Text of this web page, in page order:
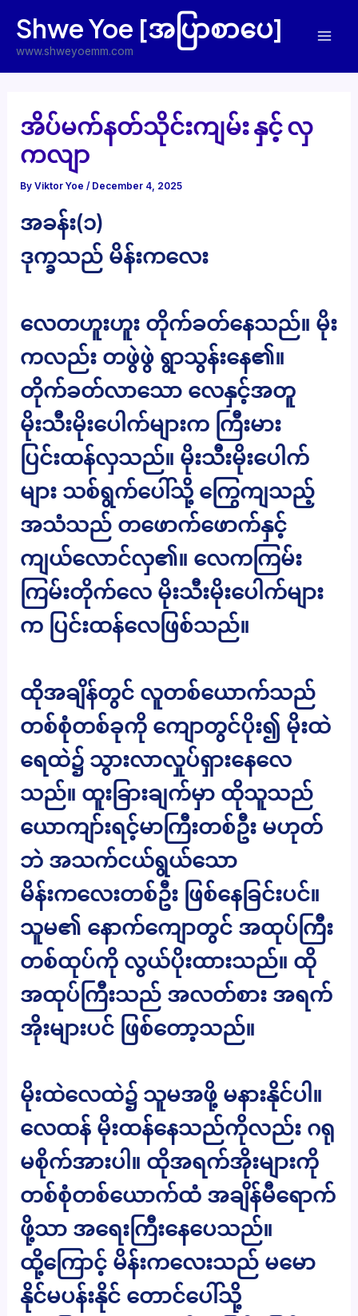
content
Shwe Yoe [အပြာစာပေ]
www.shweyoemm.com
အိပ်မက်နတ်သိုင်းကျမ်း နှင့် လှ
ကလျာ
ByViktor Yoe/ December 4, 2025
အခန်း(၁)
ဒုက္ခသည် မိန်းကလေး
လေတဟူးဟူး တိုက်ခတ်နေသည်။ မိုး
ကလည်း တဖွဲဖွဲ ရွာသွန်းနေ၏။
တိုက်ခတ်လာသော လေနှင့်အတူ
မိုးသီးမိုးပေါက်များက ကြီးမား
ပြင်းထန်လှသည်။ မိုးသီးမိုးပေါက်
များ သစ်ရွက်ပေါ်သို့ ကြွေကျသည့်
အသံသည် တဖောက်ဖောက်နှင့်
ကျယ်လောင်လှ၏။ လေကကြမ်း
ကြမ်းတိုက်လေ မိုးသီးမိုးပေါက်များ
က ပြင်းထန်လေဖြစ်သည်။
ထိုအချိန်တွင် လူတစ်ယောက်သည်
တစ်စုံတစ်ခုကို ကျောတွင်ပိုး၍ မိုးထဲ
ရေထဲ၌ သွားလာလှုပ်ရှားနေလေ
သည်။ ထူးခြားချက်မှာ ထိုသူသည်
ယောကျာ်းရင့်မာကြီးတစ်ဦး မဟုတ်
ဘဲ အသက်ငယ်ရွယ်သော
မိန်းကလေးတစ်ဦး ဖြစ်နေခြင်းပင်။
သူမ၏ နောက်ကျောတွင် အထုပ်ကြီး
တစ်ထုပ်ကို လွယ်ပိုးထားသည်။ ထို
အထုပ်ကြီးသည် အလတ်စား အရက်
အိုးများပင် ဖြစ်တော့သည်။
မိုးထဲလေထဲ၌ သူမအဖို့ မနားနိုင်ပါ။
လေထန် မိုးထန်နေသည်ကိုလည်း ဂရု
မစိုက်အားပါ။ ထိုအရက်အိုးများကို
တစ်စုံတစ်ယောက်ထံ အချိန်မီရောက်
ဖို့သာ အရေးကြီးနေပေသည်။
ထို့ကြောင့် မိန်းကလေးသည် မမော
နိုင်မပန်းနိုင် တောင်ပေါ်သို့